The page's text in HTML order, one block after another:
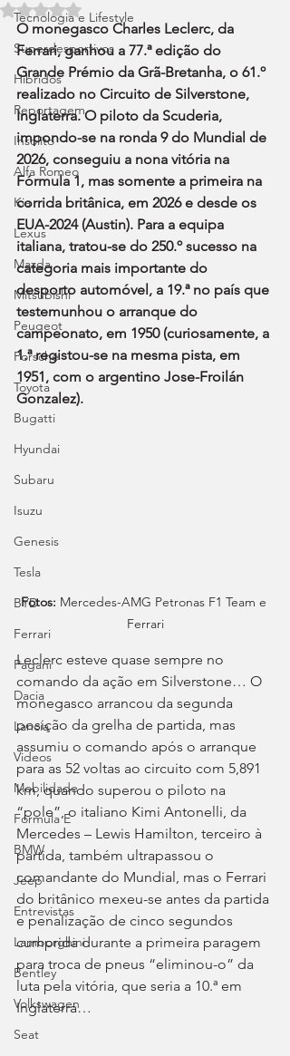
Tecnologia e Lifestyle
Superdesportivos
Híbridos
Reportagem
Insólito
Alfa Romeo
Kia
Lexus
Mazda
Mitsubishi
Peugeot
Porsche
Toyota
Bugatti
Hyundai
Subaru
Isuzu
Genesis
Tesla
BYD
Ferrari
Pagani
Dacia
Lancia
Videos
Mobilidade
Fórmula E
BMW
Jeep
Entrevistas
Lamborghini
Bentley
Volkswagen
Seat
Avaliado com NaN de 5 estrelas.
O monegasco Charles Leclerc, da
Ferrari, ganhou a 77.ª edição do
Grande Prémio da Grã-Bretanha, o 61.º
realizado no Circuito de Silverstone,
Inglaterra. O piloto da Scuderia,
impondo-se na ronda 9 do Mundial de
2026, conseguiu a nona vitória na
Fórmula 1, mas somente a primeira na
corrida britânica, em 2026 e desde os
EUA-2024 (Austin). Para a equipa
italiana, tratou-se do 250.º sucesso na
categoria mais importante do
desporto automóvel, a 19.ª no país que
testemunhou o arranque do
campeonato, em 1950 (curiosamente, a
1.ª registou-se na mesma pista, em
1951, com o argentino Jose-Froilán
Gonzalez).
Fotos: Mercedes-AMG Petronas F1 Team e
Ferrari
Leclerc esteve quase sempre no
comando da ação em Silverstone… O
monegasco arrancou da segunda
posição da grelha de partida, mas
assumiu o comando após o arranque
para as 52 voltas ao circuito com 5,891
km, quando superou o piloto na
“pole”, o italiano Kimi Antonelli, da
Mercedes – Lewis Hamilton, terceiro à
partida, também ultrapassou o
comandante do Mundial, mas o Ferrari
do britânico mexeu-se antes da partida
e penalização de cinco segundos
cumprida durante a primeira paragem
para troca de pneus “eliminou-o” da
luta pela vitória, que seria a 10.ª em
Inglaterra…